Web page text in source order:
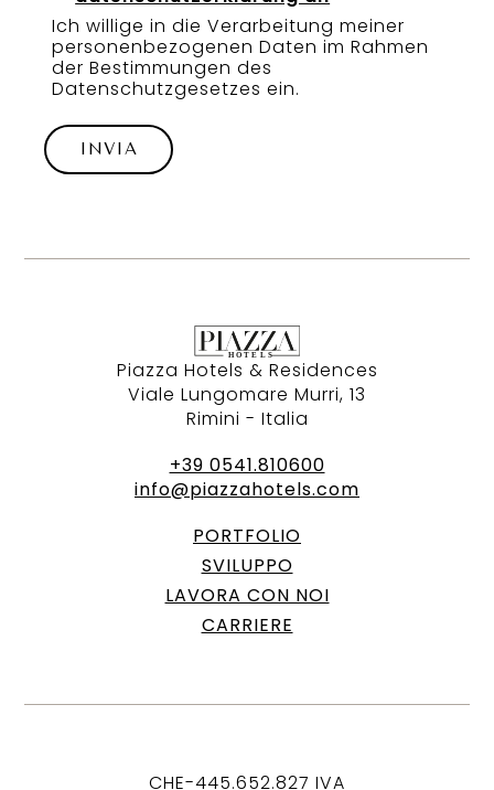
Ich willige in die Verarbeitung meiner
personenbezogenen Daten im Rahmen
der Bestimmungen des
Datenschutzgesetzes ein.
INVIA
Piazza Hotels & Residences
Viale Lungomare Murri, 13
Rimini - Italia
+39 0541.810600
info@piazzahotels.com
PORTFOLIO
SVILUPPO
LAVORA CON NOI
CARRIERE
CHE-445.652.827 IVA